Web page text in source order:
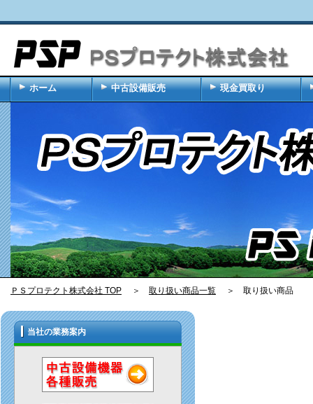
ホーム 中古設備販売 現金買取り
ＰＳプロテクト株式会社 TOP ＞ 取り扱い商品一覧 ＞ 取り扱い商品
当社の業務案内